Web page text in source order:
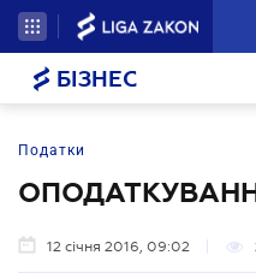
БІЗНЕС
Податки
12 січня 2016, 09:02